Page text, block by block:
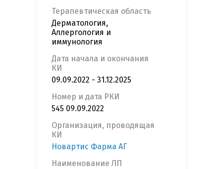
Терапевтическая область
Дерматология,
Аллергология и
иммунология
Дата начала и окончания
КИ
09.09.2022 - 31.12.2025
Номер и дата РКИ
545 09.09.2022
Организация, проводящая
КИ
Новартис Фарма АГ
Наименование ЛП